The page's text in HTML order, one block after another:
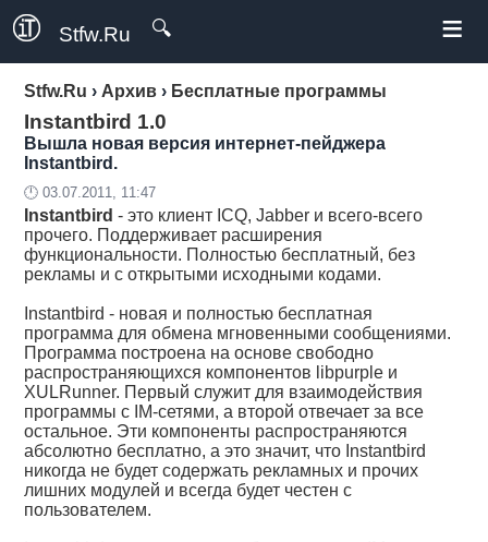
Stfw.Ru 🔍 ≡
Stfw.Ru › Архив › Бесплатные программы
Instantbird 1.0
Вышла новая версия интернет-пейджера
Instantbird.
🕛 03.07.2011, 11:47
Instantbird - это клиент ICQ, Jabber и всего-всего
прочего. Поддерживает расширения
функциональности. Полностью бесплатный, без
рекламы и с открытыми исходными кодами.
Instantbird - новая и полностью бесплатная
программа для обмена мгновенными сообщениями.
Программа построена на основе свободно
распространяющихся компонентов libpurple и
XULRunner. Первый служит для взаимодействия
программы с IM-сетями, а второй отвечает за все
остальное. Эти компоненты распространяются
абсолютно бесплатно, а это значит, что Instantbird
никогда не будет содержать рекламных и прочих
лишних модулей и всегда будет честен с
пользователем.